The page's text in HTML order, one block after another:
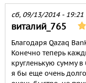
сб, 09/13/2014 - 19:21
виталий_765
Благодаря Qazaq
Конечно теперь
кругленькую сумму
я бы еще очень